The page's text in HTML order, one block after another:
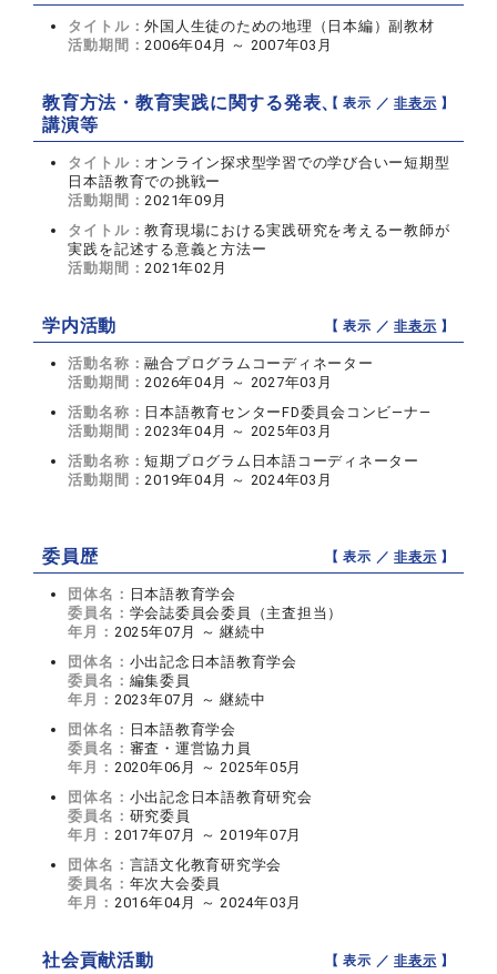
タイトル：外国人生徒のための地理（日本編）副教材
活動期間：2006年04月 ～ 2007年03月
教育方法・教育実践に関する発表、
講演等
【 表示 ／非表示 】
タイトル： オンライン探求型学習での学び合いー短期型
日本語教育での挑戦ー
活動期間：2021年09月
タイトル：教育現場における実践研究を考えるー教師が
実践を記述する意義と方法ー
活動期間：2021年02月
学内活動 【 表示 ／非表示 】
活動名称：融合プログラムコーディネーター
活動期間：2026年04月 ～ 2027年03月
活動名称： 日本語教育センターFD委員会コンビ―ナ―
活動期間：2023年04月 ～ 2025年03月
活動名称：短期プログラム日本語コーディネーター
活動期間：2019年04月 ～ 2024年03月
委員歴 【 表示 ／非表示 】
団体名： 日本語教育学会
委員名： 学会誌委員会委員（主査担当）
年月： 2025年07月 ～ 継続中
団体名： 小出記念日本語教育学会
委員名： 編集委員
年月： 2023年07月 ～ 継続中
団体名： 日本語教育学会
委員名： 審査・運営協力員
年月： 2020年06月 ～ 2025年05月
団体名： 小出記念日本語教育研究会
委員名： 研究委員
年月： 2017年07月 ～ 2019年07月
団体名： 言語文化教育研究学会
委員名： 年次大会委員
年月： 2016年04月 ～ 2024年03月
社会貢献活動 【 表示 ／非表示 】